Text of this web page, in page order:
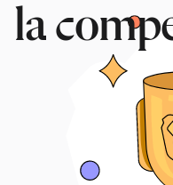
la